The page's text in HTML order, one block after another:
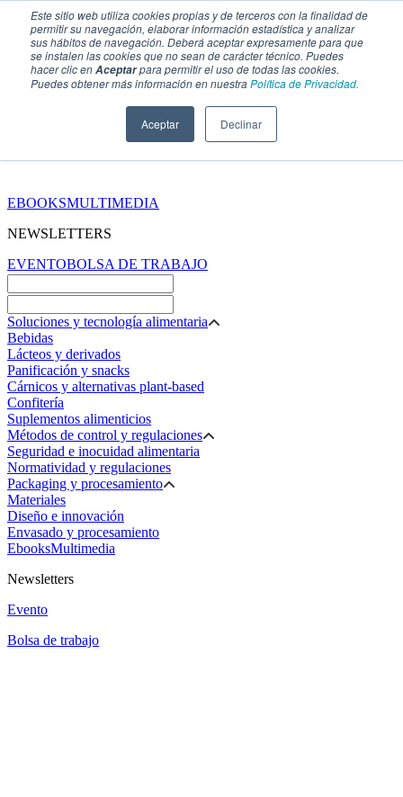
Este sitio web utiliza cookies propias y de terceros con la finalidad de
permitir su navegación, elaborar información estadística y analizar
sus hábitos de navegación. Deberá aceptar expresamente para que
se instalen las cookies que no sean de carácter técnico. Puedes
hacer clic enAceptarpara permitir el uso de todas las cookies.
Puedes obtener más información en nuestraPolítica de Privacidad.
Aceptar Declinar
EBOOKSMULTIMEDIA
NEWSLETTERS
EVENTOBOLSA DE TRABAJO
Soluciones y tecnología alimentaria
Bebidas
Lácteos y derivados
Panificación y snacks
Cárnicos y alternativas plant-based
Confitería
Suplementos alimenticios
Métodos de control y regulaciones
Seguridad e inocuidad alimentaria
Normatividad y regulaciones
Packaging y procesamiento
Materiales
Diseño e innovación
Envasado y procesamiento
EbooksMultimedia
Newsletters
Evento
Bolsa de trabajo